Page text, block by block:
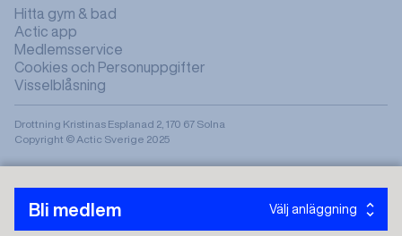
Bli medlem Välj anläggning
Hitta gym & bad
Actic app
Medlemsservice
Cookies och Personuppgifter
Visselblåsning
Drottning Kristinas Esplanad 2, 170 67 Solna
Copyright © Actic Sverige 2025